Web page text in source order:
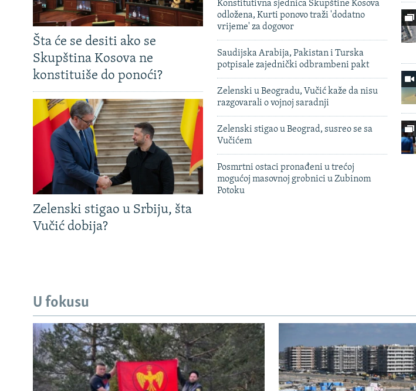
Šta će se desiti ako se
Skupština Kosova ne
konstituiše do ponoći?
Zelenski stigao u Srbiju, šta
Vučić dobija?
Konstitutivna sjednica Skupštine Kosova
odložena, Kurti ponovo traži 'dodatno
vrijeme' za dogovor
Saudijska Arabija, Pakistan i Turska
potpisale zajednički odbrambeni pakt
Zelenski u Beogradu, Vučić kaže da nisu
razgovarali o vojnoj saradnji
Zelenski stigao u Beograd, susreo se sa
Vučićem
Posmrtni ostaci pronađeni u trećoj
mogućoj masovnoj grobnici u Zubinom
Potoku
U fokusu